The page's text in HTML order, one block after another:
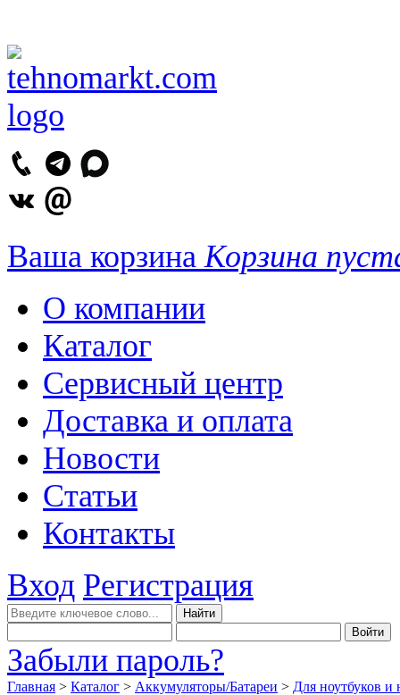
Ваша корзина Корзина
О компании
Каталог
Сервисный центр
Доставка и оплата
Новости
Статьи
Контакты
Вход Регистрация
Забыли пароль?
Главная > Каталог > Аккумуляторы/Батареи > Для ноутбуков и